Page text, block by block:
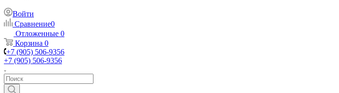
Войти
Сравнение0
Отложенные 0
Корзина 0
+7 (905) 506-9356
+7 (905) 506-9356